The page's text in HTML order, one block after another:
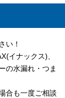
い！
イナックス)、
の水漏れ・つま
合も一度ご相談